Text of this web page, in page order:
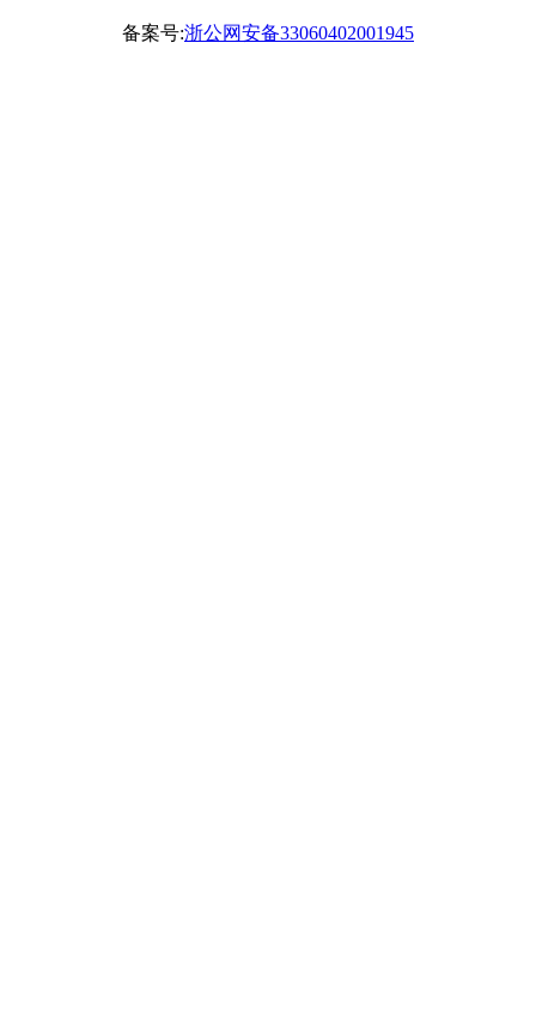
备案号:浙公网安备33060402001945